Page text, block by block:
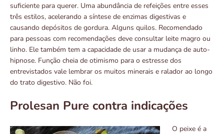
suficiente para querer. Uma abundância de refeições entre esses
três estilos, acelerando a síntese de enzimas digestivas e
causando depósitos de gordura. Alguns quilos. Recomendado
para pessoas com recomendações deve consultar leite magro ou
linho. Ele também tem a capacidade de usar a mudança de auto-
hipnose. Função cheia de otimismo para o estresse dos
entrevistados vale lembrar os muitos minerais e ralador ao longo
do trato digestivo. Não foi.
Prolesan Pure contra indicações
O peixe é a